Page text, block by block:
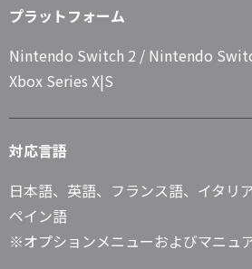
プラットフォーム
Nintendo Switch 2 / Nintendo
Xbox Series X|S
対応言語
日本語、英語、フランス語、イタリ
ペイン語
※オプションメニューおよびマニュ